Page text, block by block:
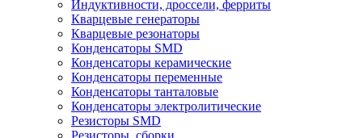
Индуктивности, дроссели, ферриты
Кварцевые генераторы
Кварцевые резонаторы
Конденсаторы SMD
Конденсаторы керамические
Конденсаторы переменные
Конденсаторы танталовые
Конденсаторы электролитические
Резисторы SMD